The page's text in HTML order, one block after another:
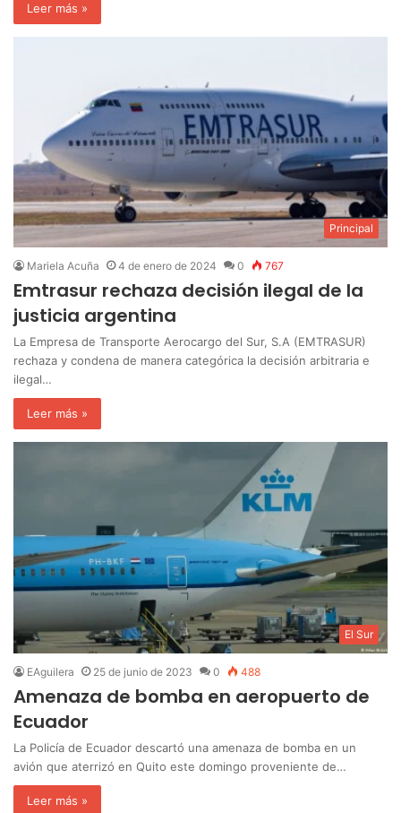
Leer más »
Principal
Mariela Acuña 4 de enero de 2024 0 767
Emtrasur rechaza decisión ilegal de la
justicia argentina
La Empresa de Transporte Aerocargo del Sur, S.A (EMTRASUR)
rechaza y condena de manera categórica la decisión arbitraria e
ilegal…
Leer más »
El Sur
EAguilera 25 de junio de 2023 0 488
Amenaza de bomba en aeropuerto de
Ecuador
La Policía de Ecuador descartó una amenaza de bomba en un
avión que aterrizó en Quito este domingo proveniente de…
Leer más »